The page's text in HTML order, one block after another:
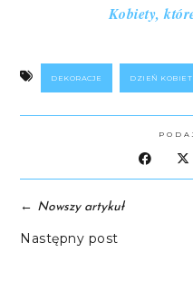
Kobiety,
DEKORACJE DZIEŃ KOBIET
← Nowszy artykuł
Następny post